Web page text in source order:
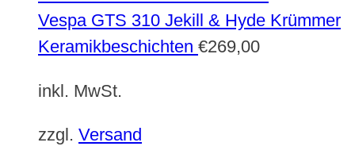
Vespa GTS 310 Jekill & Hyde Krümmer
Keramikbeschichten €269,00
inkl. MwSt.
zzgl. Versand